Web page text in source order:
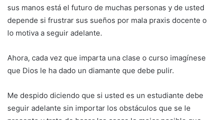
sus manos está el futuro de muchas personas y de usted
depende si frustrar sus sueños por mala praxis docente o
lo motiva a seguir adelante.
Ahora, cada vez que imparta una clase o curso imagínese
que Dios le ha dado un diamante que debe pulir.
Me despido diciendo que si usted es un estudiante debe
seguir adelante sin importar los obstáculos que se le